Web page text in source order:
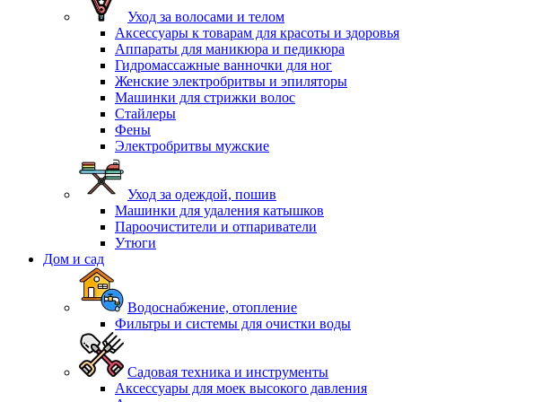
Уход за волосами и телом
Аксессуары к товарам для красоты и здоровья
Аппараты для маникюра и педикюра
Гидромассажные ванночки для ног
Женские электробритвы и эпиляторы
Машинки для стрижки волос
Стайлеры
Фены
Электробритвы мужские
Уход за одеждой, пошив
Машинки для удаления катышков
Пароочистители и отпариватели
Утюги
Дом и сад
Водоснабжение, отопление
Фильтры и системы для очистки воды
Садовая техника и инструменты
Аксессуары для моек высокого давления